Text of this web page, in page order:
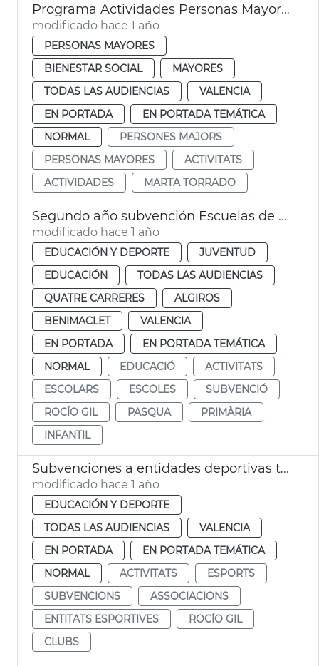
Programa Actividades Personas Mayores
modificado hace 1 año
PERSONAS MAYORES
BIENESTAR SOCIAL
MAYORES
TODAS LAS AUDIENCIAS
VALENCIA
EN PORTADA
EN PORTADA TEMÁTICA
NORMAL
PERSONES MAJORS
PERSONAS MAYORES
ACTIVITATS
ACTIVIDADES
MARTA TORRADO
Segundo año subvención Escuelas de Pascua 2025
modificado hace 1 año
EDUCACIÓN Y DEPORTE
JUVENTUD
EDUCACIÓN
TODAS LAS AUDIENCIAS
QUATRE CARRERES
ALGIROS
BENIMACLET
VALENCIA
EN PORTADA
EN PORTADA TEMÁTICA
NORMAL
EDUCACIÓ
ACTIVITATS
ESCOLARS
ESCOLES
SUBVENCIÓ
ROCÍO GIL
PASQUA
PRIMÀRIA
INFANTIL
Subvenciones a entidades deportivas temporada 2024-2025 València
modificado hace 1 año
EDUCACIÓN Y DEPORTE
TODAS LAS AUDIENCIAS
VALENCIA
EN PORTADA
EN PORTADA TEMÁTICA
NORMAL
ACTIVITATS
ESPORTS
SUBVENCIONS
ASSOCIACIONS
ENTITATS ESPORTIVES
ROCÍO GIL
CLUBS